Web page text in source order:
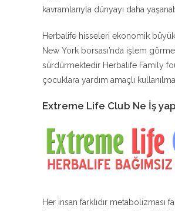
kavramlarıyla dünyayı daha
Herbalife hisseleri ekonomik
New York borsası’nda işlem
sürdürmektedir Herbalife Family
çocuklara yardım amaçlı
Extreme Life Club Ne İş
Her insan farklıdır metabolizması